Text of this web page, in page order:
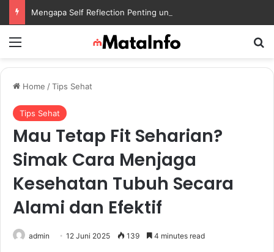
Home /Tips Sehat
Tips Sehat
Mau Tetap Fit Seharian?
Simak Cara Menjaga
Kesehatan Tubuh Secara
Alami dan Efektif
admin 12 Juni 2025 139 4 minutes read